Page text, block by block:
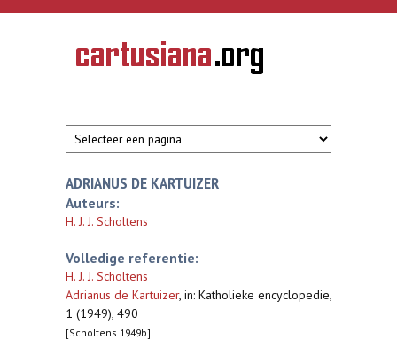
Overslaan en naar de inhoud gaan
CARTUSIANA
Geschiedenis
van de
ADRIANUS DE KARTUIZER
Auteurs:
H. J. J. Scholtens
Volledige referentie:
H. J. J. Scholtens
Adrianus de Kartuizer, in: Katholieke encyclopedie,
1 (1949), 490
[Scholtens 1949b]